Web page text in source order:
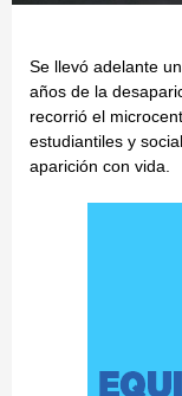
Se llevó adelante
años de la
recorrió el
estudiantiles y
aparición con vida.